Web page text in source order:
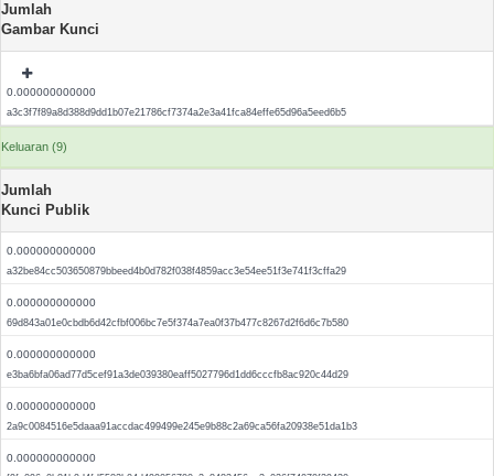
Jumlah
Gambar Kunci
0.000000000000
a3c3f7f89a8d388d9dd1b07e21786cf7374a2e3a41fca84effe65d96a5eed6b5
Keluaran (9)
Jumlah
Kunci Publik
0.000000000000
a32be84cc503650879bbeed4b0d782f038f4859acc3e54ee51f3e741f3cffa29
0.000000000000
69d843a01e0cbdb6d42cfbf006bc7e5f374a7ea0f37b477c8267d2f6d6c7b580
0.000000000000
e3ba6bfa06ad77d5cef91a3de039380eaff5027796d1dd6cccfb8ac920c44d29
0.000000000000
2a9c0084516e5daaa91accdac499499e245e9b88c2a69ca56fa20938e51da1b3
0.000000000000